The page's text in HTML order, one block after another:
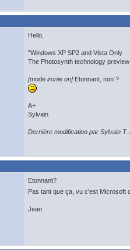
Hello,
"Windows XP SP2 and Vista Only
The Photosynth technology
[mode ironie on]Etonnant, non ?
A+
Sylvain
Dernière modification par Sylvain
Etonnant?
Pas tant que ça, vu c'est Microsoft
Jean